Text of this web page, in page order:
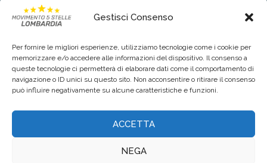
Gestisci Consenso
Per fornire le migliori esperienze, utilizziamo tecnologie come i cookie per
memorizzare e/o accedere alle informazioni del dispositivo. Il consenso a
queste tecnologie ci permetterà di elaborare dati come il comportamento di
navigazione o ID unici su questo sito. Non acconsentire o ritirare il consenso
può influire negativamente su alcune caratteristiche e funzioni.
ACCETTA
NEGA
COLLEGAMENTI PRINCIPALI
Contattaci
Privacy Policy